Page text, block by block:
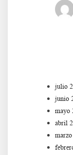
julio
junio
mayo
abril